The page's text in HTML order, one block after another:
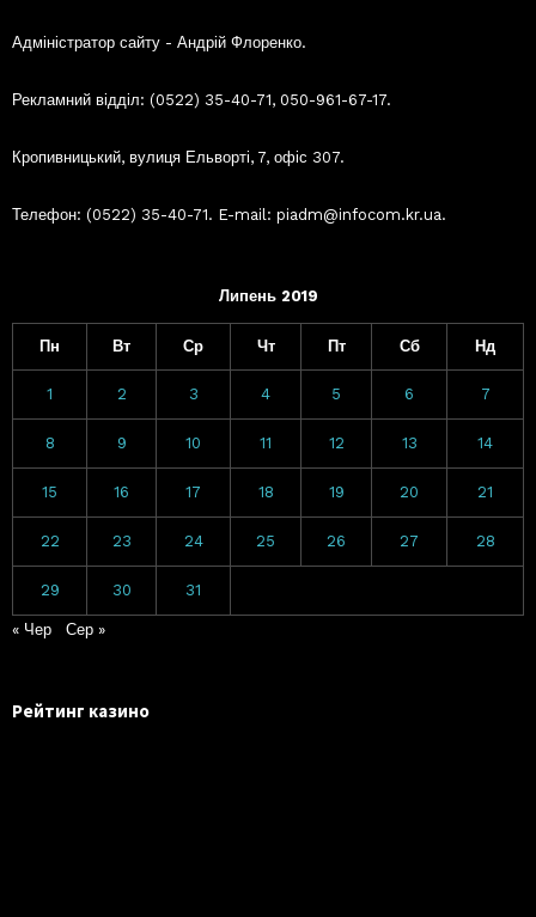
Адміністратор сайту - Андрій Флоренко.
Рекламний відділ: (0522) 35-40-71, 050-961-67-17.
Кропивницький, вулиця Ельворті, 7, офіс 307.
Телефон: (0522) 35-40-71. E-mail: piadm@infocom.kr.ua.
Липень 2019
Пн Вт Ср Чт Пт Сб Нд
1 2 3 4 5 6 7
8 9 10 11 12 13 14
15 16 17 18 19 20 21
22 23 24 25 26 27 28
29 30 31
« Чер Сер »
Рейтинг казино